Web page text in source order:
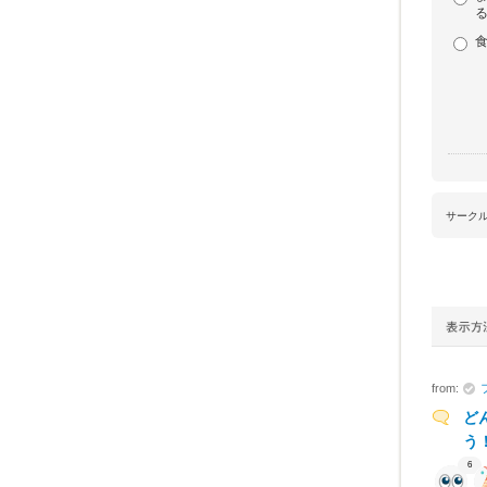
る
サーク
from:
ど
う
6